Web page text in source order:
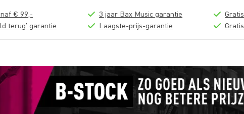
€ 99,-
terug' garantie
3 jaar Bax Music garantie
Laagste-prijs-garantie